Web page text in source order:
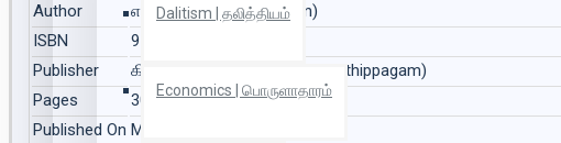
Dalitism | தலித்தியம்
Economics | பொருளாதாரம்
Author
என்.சொக்கன் (N.Chokkan)
ISBN
9789386737786
Publisher
கிழக்கு பதிப்பகம் (Kizhakku Pathippagam)
Pages
304
Published On Mar 2020